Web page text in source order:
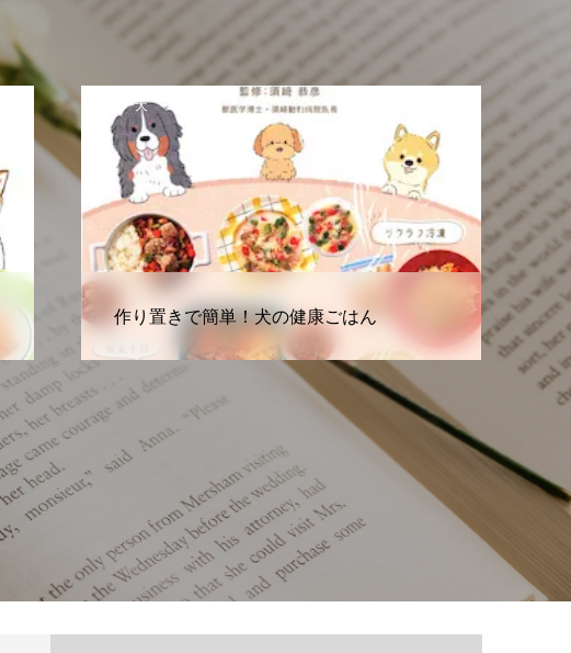
犬
改訂版 かんたん犬ごはん